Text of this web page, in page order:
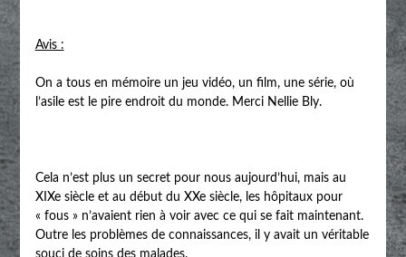
Avis :
On a tous en mémoire un jeu vidéo, un film, une série, où
l’asile est le pire endroit du monde. Merci Nellie Bly.
Cela n’est plus un secret pour nous aujourd’hui, mais au
XIXe siècle et au début du XXe siècle, les hôpitaux pour
« fous » n’avaient rien à voir avec ce qui se fait maintenant.
Outre les problèmes de connaissances, il y avait un véritable
souci de soins des malades.